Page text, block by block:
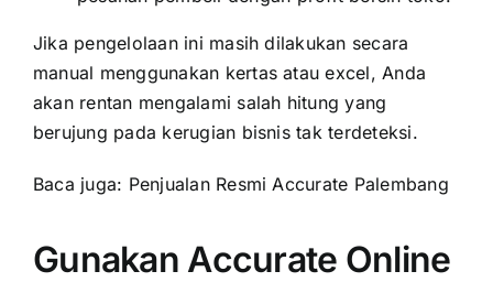
Jika pengelolaan ini masih dilakukan secara
manual menggunakan kertas atau excel, Anda
akan rentan mengalami salah hitung yang
berujung pada kerugian bisnis tak terdeteksi.
Baca juga: Penjualan Resmi Accurate Palembang
Gunakan Accurate Online